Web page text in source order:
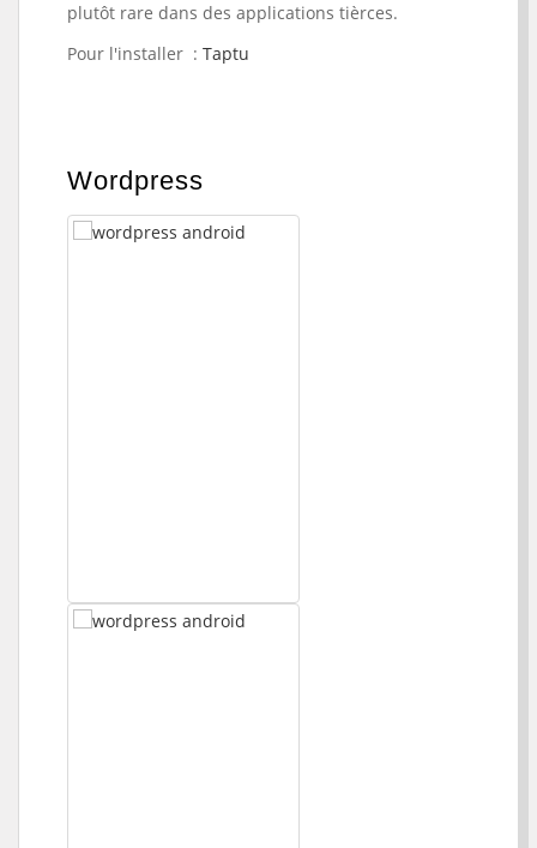
plutôt rare dans des applications tièrces.
Pour l'installer : Taptu
Wordpress